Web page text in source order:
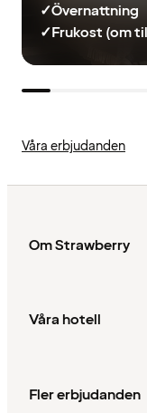
✓Övernattning
✓Frukost (om
Våra erbjudanden
Om Strawberry
Våra hotell
Fler erbjudanden